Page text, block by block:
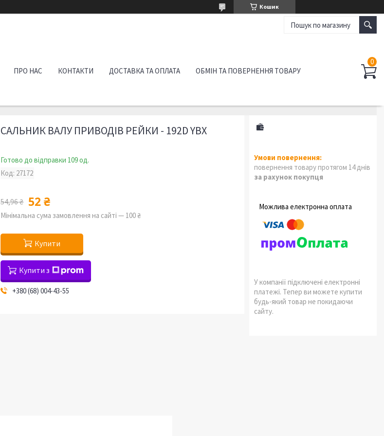
Кошик
ПРО НАС КОНТАКТИ ДОСТАВКА ТА ОПЛАТА ОБМІН ТА ПОВЕРНЕННЯ ТОВАРУ
САЛЬНИК ВАЛУ ПРИВОДІВ РЕЙКИ - 192D YBX
Готово до відправки 109 од.
Код: 27172
54,96 ₴ 52 ₴
Мінімальна сума замовлення на сайті — 100 ₴
Купити
Купити з
+380 (68) 004-43-55
повернення товару протягом 14 днів
за рахунок покупця
У компанії підключені електронні
платежі. Тепер ви можете купити
будь-який товар не покидаючи
сайту.